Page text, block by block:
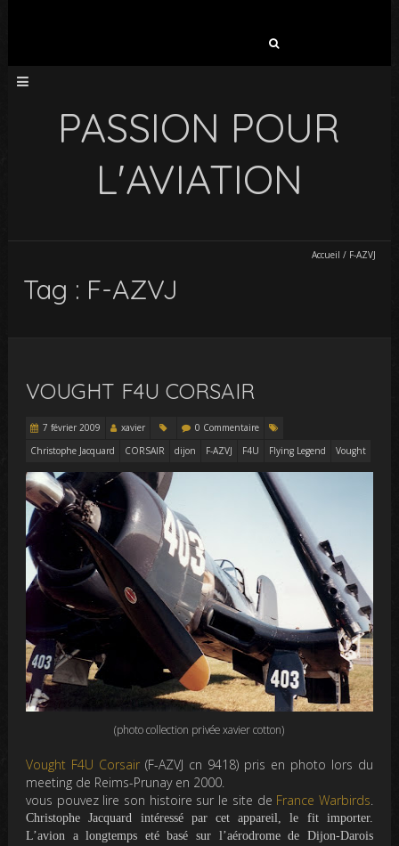
PASSION POUR
L'AVIATION
Accueil / F-AZVJ
Tag : F-AZVJ
VOUGHT F4U CORSAIR
7 février 2009 xavier
0 Commentaire
Christophe Jacquard
CORSAIR dijon F-AZVJ F4U Flying Legend Vought
(photo collection privée xavier cotton)
Vought F4U Corsair (F-AZVJ cn 9418) pris en photo lors du
meeting de Reims-Prunay en 2000.
vous pouvez lire son histoire sur le site de France Warbirds.
Christophe Jacquard intéressé par cet appareil, le fit importer.
L’avion a longtemps eté basé sur l’aérodrome de Dijon-Darois